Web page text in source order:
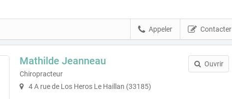
Contacter
Appeler
Mathilde Jeanneau
Chiropracteur
4 A rue de Los Heros Le Haillan (33185)
Ouvrir